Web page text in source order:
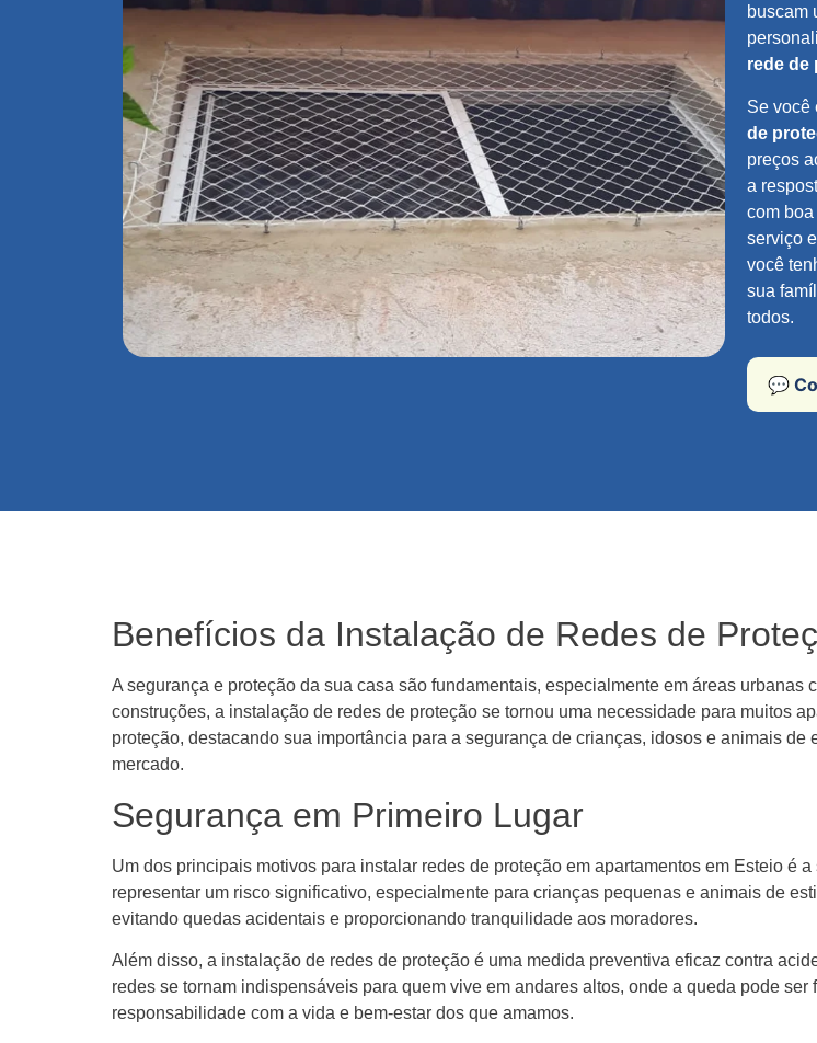
buscam
rede de
Se você
de
preços
a
com
serviço
você
sua
todos.
💬
Benefícios da Instalação de Redes de
A segurança e proteção da sua casa são fundamentais, especialmente em áreas
construções, a instalação de redes de proteção se tornou uma necessidade para muitos
proteção, destacando sua importância para a segurança de crianças, idosos e animais
mercado.
Segurança em Primeiro Lugar
Um dos principais motivos para instalar redes de proteção em apartamentos em Esteio é
representar um risco significativo, especialmente para crianças pequenas e animais de
evitando quedas acidentais e proporcionando tranquilidade aos moradores.
Além disso, a instalação de redes de proteção é uma medida preventiva eficaz contra
redes se tornam indispensáveis para quem vive em andares altos, onde a queda pode
responsabilidade com a vida e bem-estar dos que amamos.